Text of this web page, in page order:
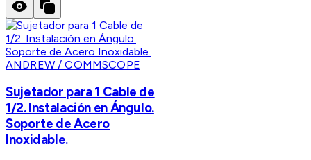
ANDREW / COMMSCOPE
Sujetador para 1 Cable de
1/2. Instalación en Ángulo.
Soporte de Acero
Inoxidable.